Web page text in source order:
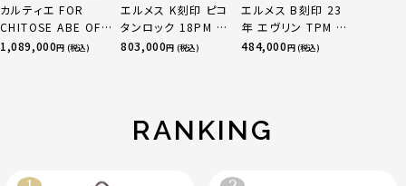
カルティエ FOR
CHITOSE ABE OF
sacai サカイ 750
1,089,000円 (税込)
エルメス K刻印 ピコ
タンロック 18PM ト
リヨン ハンドバッグ
803,000円 (税込)
エルメス B刻印 23
年 エヴリン TPM 16
アマゾン トリヨンク
484,000円 (税込)
RANKING